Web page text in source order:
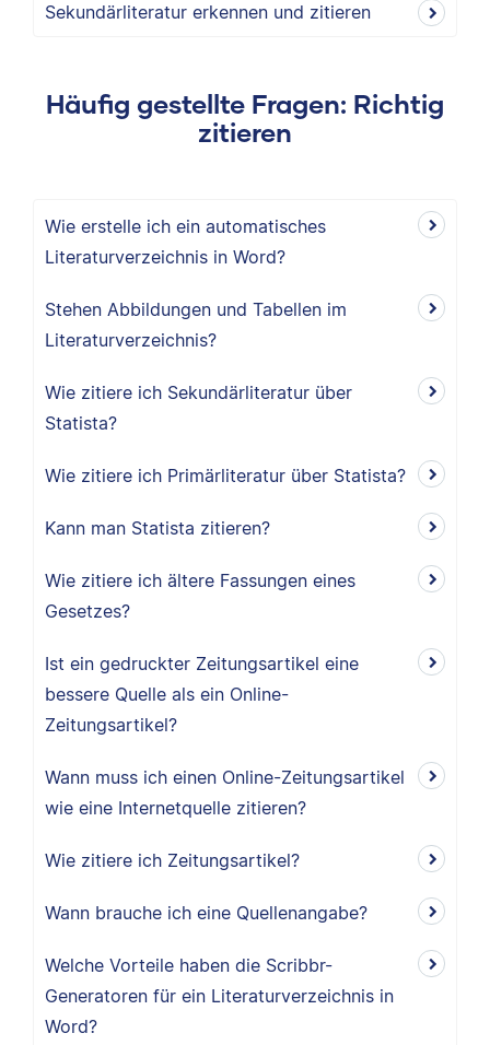
Sekundärliteratur erkennen und zitieren
Häufig gestellte Fragen: Richtig
zitieren
Wie erstelle ich ein automatisches
Literaturverzeichnis in Word?
Stehen Abbildungen und Tabellen im
Literaturverzeichnis?
Wie zitiere ich Sekundärliteratur über
Statista?
Wie zitiere ich Primärliteratur über Statista?
Kann man Statista zitieren?
Wie zitiere ich ältere Fassungen eines
Gesetzes?
Ist ein gedruckter Zeitungsartikel eine
bessere Quelle als ein Online-
Zeitungsartikel?
Wann muss ich einen Online-Zeitungsartikel
wie eine Internetquelle zitieren?
Wie zitiere ich Zeitungsartikel?
Wann brauche ich eine Quellenangabe?
Welche Vorteile haben die Scribbr-
Generatoren für ein Literaturverzeichnis in
Word?